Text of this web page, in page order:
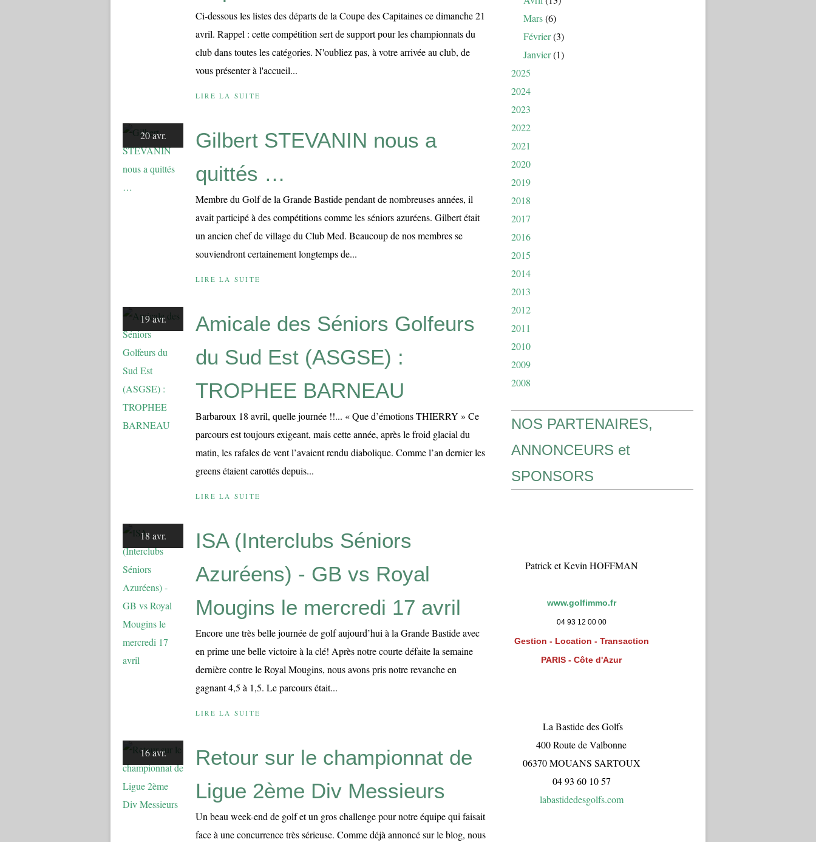
Ci-dessous les listes des départs de la Coupe des Capitaines ce dimanche 21
avril. Rappel : cette compétition sert de support pour les championnats du
club dans toutes les catégories. N'oubliez pas, à votre arrivée au club, de
vous présenter à l'accueil...
LIRE LA SUITE
20 avr.
Gilbert STEVANIN nous a
quittés …
Membre du Golf de la Grande Bastide pendant de nombreuses années, il
avait participé à des compétitions comme les séniors azuréens. Gilbert était
un ancien chef de village du Club Med. Beaucoup de nos membres se
souviendront certainement longtemps de...
LIRE LA SUITE
19 avr.
Amicale des Séniors Golfeurs
du Sud Est (ASGSE) :
TROPHEE BARNEAU
Barbaroux 18 avril, quelle journée !!... « Que d’émotions THIERRY » Ce
parcours est toujours exigeant, mais cette année, après le froid glacial du
matin, les rafales de vent l’avaient rendu diabolique. Comme l’an dernier les
greens étaient carottés depuis...
LIRE LA SUITE
18 avr.
ISA (Interclubs Séniors
Azuréens) - GB vs Royal
Mougins le mercredi 17 avril
Encore une très belle journée de golf aujourd’hui à la Grande Bastide avec
en prime une belle victoire à la clé! Après notre courte défaite la semaine
dernière contre le Royal Mougins, nous avons pris notre revanche en
gagnant 4,5 à 1,5. Le parcours était...
LIRE LA SUITE
16 avr.
Retour sur le championnat de
Ligue 2ème Div Messieurs
Un beau week-end de golf et un gros challenge pour notre équipe qui faisait
face à une concurrence très sérieuse. Comme déjà annoncé sur le blog, nous
Mars(6)
Février(3)
Janvier(1)
2025
2024
2023
2022
2021
2020
2019
2018
2017
2016
2015
2014
2013
2012
2011
2010
2009
2008
NOS PARTENAIRES,
ANNONCEURS et
SPONSORS
Patrick et Kevin HOFFMAN
www.golfimmo.fr
04 93 12 00 00
Gestion - Location - Transaction
PARIS - Côte d'Azur
La Bastide des Golfs
400 Route de Valbonne
06370 MOUANS SARTOUX
04 93 60 10 57
labastidedesgolfs.com